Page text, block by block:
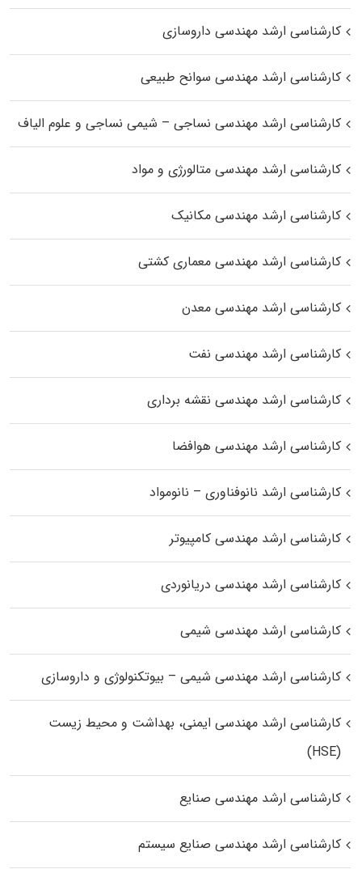
کارشناسی ارشد مهندسی داروسازی
کارشناسی ارشد مهندسی سوانح طبیعی
کارشناسی ارشد مهندسی نساجی – شیمی نساجی و علوم الیاف
کارشناسی ارشد مهندسی متالورژی و مواد
کارشناسی ارشد مهندسی مکانیک
کارشناسی ارشد مهندسی معماری کشتی
کارشناسی ارشد مهندسی معدن
کارشناسی ارشد مهندسی نفت
کارشناسی ارشد مهندسی نقشه برداری
کارشناسی ارشد مهندسی هوافضا
کارشناسی ارشد نانوفناوری – نانومواد
کارشناسی ارشد مهندسی کامپیوتر
کارشناسی ارشد مهندسی دریانوردی
کارشناسی ارشد مهندسی شیمی
کارشناسی ارشد مهندسی شیمی – بیوتکنولوژی و داروسازی
کارشناسی ارشد مهندسی ایمنی، بهداشت و محیط زیست
(HSE)
کارشناسی ارشد مهندسی صنایع
کارشناسی ارشد مهندسی صنایع سیستم